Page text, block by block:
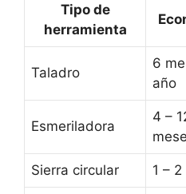
Tipo de
herramienta
Taladro
6
año
Esmeriladora
4 –
Sierra circular 1 –